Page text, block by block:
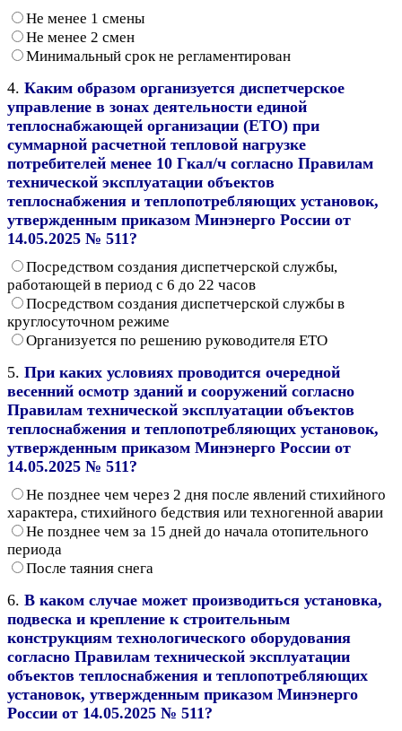
Не менее 1 смены
Не менее 2 смен
Минимальный срок не регламентирован
4. Каким образом организуется диспетчерское
управление в зонах деятельности единой
теплоснабжающей организации (ЕТО) при
суммарной расчетной тепловой нагрузке
потребителей менее 10 Гкал/ч согласно Правилам
технической эксплуатации объектов
теплоснабжения и теплопотребляющих установок,
утвержденным приказом Минэнерго России от
14.05.2025 № 511?
Посредством создания диспетчерской службы,
работающей в период с 6 до 22 часов
Посредством создания диспетчерской службы в
круглосуточном режиме
Организуется по решению руководителя ЕТО
5. При каких условиях проводится очередной
весенний осмотр зданий и сооружений согласно
Правилам технической эксплуатации объектов
теплоснабжения и теплопотребляющих установок,
утвержденным приказом Минэнерго России от
14.05.2025 № 511?
Не позднее чем через 2 дня после явлений стихийного
характера, стихийного бедствия или техногенной аварии
Не позднее чем за 15 дней до начала отопительного
периода
После таяния снега
6. В каком случае может производиться установка,
подвеска и крепление к строительным
конструкциям технологического оборудования
согласно Правилам технической эксплуатации
объектов теплоснабжения и теплопотребляющих
установок, утвержденным приказом Минэнерго
России от 14.05.2025 № 511?